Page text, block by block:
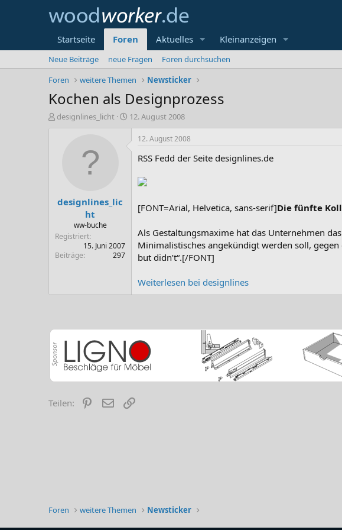
Startseite Foren Aktuelles Kleinanzeigen
Neue Beiträge neue Fragen
Foren durchsuchen
Foren
weitere Themen Newsticker
Kochen als Designprozess
E
r
designlines_licht
E
t
12. August 2008
designlines_lic
ht
ww-buche
Registriert
15. Juni 2007
Beiträge
297
12. August 2008
RSS Fedd der Seite designlines.de
[FONT=Arial, Helvetica, sans-serif]Die fünfte
Als Gestaltungsmaxime hat das Unternehmen
Minimalistisches angekündigt werden soll,
but didn’t“.[/FONT]
Weiterlesen bei designlines
Teilen: Pinterest
E-Mail
Foren weitere Themen Newsticker